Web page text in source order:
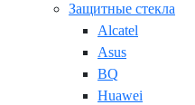
Защитные стекла
Alcatel
Asus
BQ
Huawei